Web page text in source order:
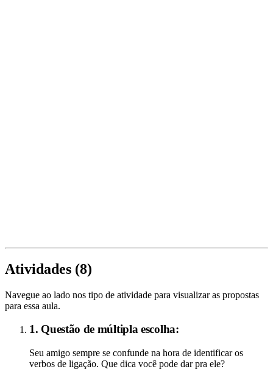
Atividades (8)
Navegue ao lado nos tipo de atividade para visualizar as propostas
para essa aula.
1. Questão de múltipla escolha:
Seu amigo sempre se confunde na hora de identificar os
verbos de ligação. Que dica você pode dar pra ele?